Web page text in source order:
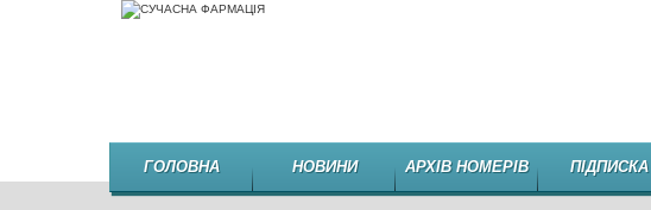
ГОЛОВНА НОВИНИ АРХІВ НОМЕРІВ ПІДПИСКА